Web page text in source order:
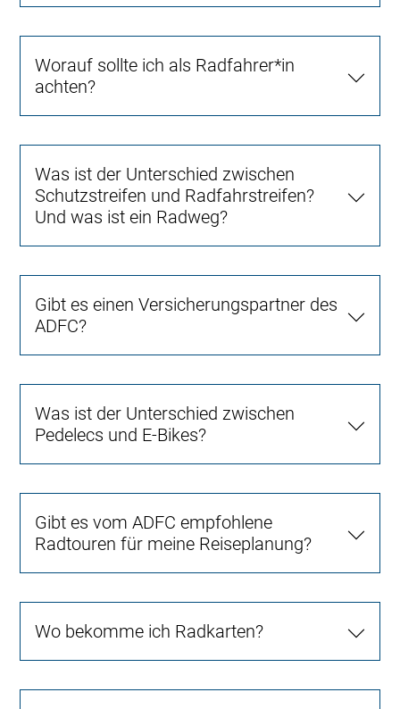
Worauf sollte ich als Radfahrer*in
achten?
Was ist der Unterschied zwischen
Schutzstreifen und Radfahrstreifen?
Und was ist ein Radweg?
Gibt es einen Versicherungspartner des
ADFC?
Was ist der Unterschied zwischen
Pedelecs und E-Bikes?
Gibt es vom ADFC empfohlene
Radtouren für meine Reiseplanung?
Wo bekomme ich Radkarten?